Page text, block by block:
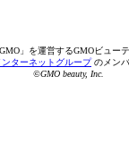
」を運営するGMOビュー
ンターネットグループのメンバ
©GMO beauty, Inc.